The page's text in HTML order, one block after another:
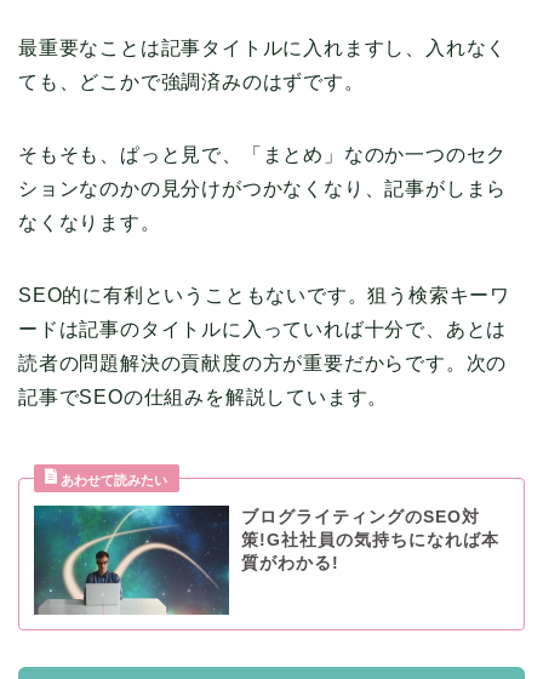
最重要なことは記事タイトルに入れますし、入れなく
ても、どこかで強調済みのはずです。
そもそも、ぱっと見で、「まとめ」なのか一つのセク
ションなのかの見分けがつかなくなり、記事がしまら
なくなります。
SEO的に有利ということもないです。狙う検索キーワ
ードは記事のタイトルに入っていれば十分で、あとは
読者の問題解決の貢献度の方が重要だからです。次の
記事でSEOの仕組みを解説しています。
ブログライティングのSEO対
策!G社社員の気持ちになれば本
質がわかる!